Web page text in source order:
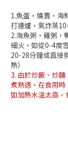
1.魚蛋，燒賣，海
打邊爐，氣炸蒸
2.海魚粥，雞粥，
細火，如從0-4度
20-28分鐘或直接
熱）
3. 由於炒飯、炒
煮熟透，在食用
如加熱水溫太高，